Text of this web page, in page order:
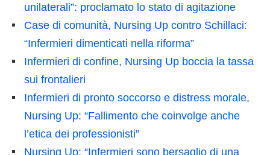
unilaterali”: proclamato lo stato di agitazione
Case di comunità, Nursing Up contro Schillaci:
“Infermieri dimenticati nella riforma”
Infermieri di confine, Nursing Up boccia la tassa
sui frontalieri
Infermieri di pronto soccorso e distress morale,
Nursing Up: “Fallimento che coinvolge anche
l’etica dei professionisti”
Nursing Up: “Infermieri sono bersaglio di una